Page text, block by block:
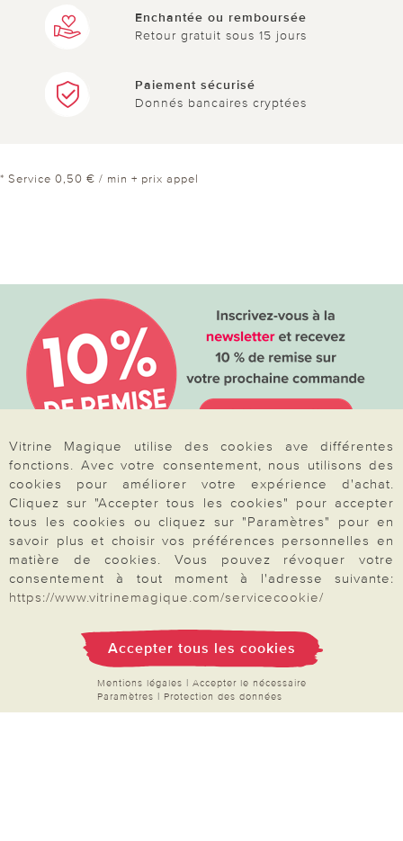
Enchantée ou remboursée
Retour gratuit sous 15 jours
Paiement sécurisé
Donnés bancaires cryptées
* Service 0,50 € / min + prix appel
Votre commande
FAQ
Mon compte
Inscription Newsletter
Demande de catalogue
Données personnelles
Droit de rétractation
Vitrine Magique utilise des cookies ave différentes
fonctions. Avec votre consentement, nous utilisons des
cookies pour améliorer votre expérience d'achat.
Cliquez sur "Accepter tous les cookies" pour accepter
tous les cookies ou cliquez sur "Paramètres" pour en
savoir plus et choisir vos préférences personnelles en
matière de cookies. Vous pouvez révoquer votre
consentement à tout moment à l'adresse suivante:
https://www.vitrinemagique.com/servicecookie/
Accepter tous les cookies
Mentions légales | Accepter le nécessaire
Paramètres | Protection des données